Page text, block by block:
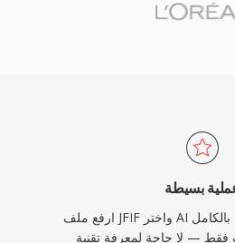
بسيطة
ارفع ملف JFIF واختر AI ونزّل النتيجة. التحويل بالكامل